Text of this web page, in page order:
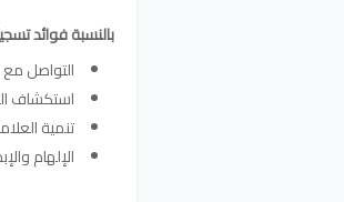
بالنسبة فوائد
التواصل
استكشاف
تنمية
الإلهام